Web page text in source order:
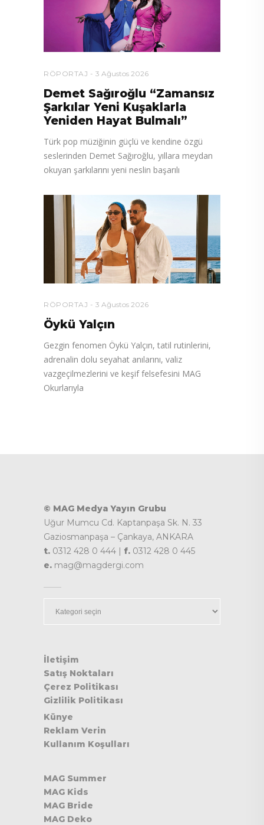
RÖPORTAJ 3 Ağustos 2026
Demet Sağıroğlu “Zamansız
Şarkılar Yeni Kuşaklarla
Yeniden Hayat Bulmalı”
Türk pop müziğinin güçlü ve kendine özgü
seslerinden Demet Sağıroğlu, yıllara meydan
okuyan şarkılarını yeni neslin başarılı
RÖPORTAJ 3 Ağustos 2026
Öykü Yalçın
Gezgin fenomen Öykü Yalçın, tatil rutinlerini,
adrenalin dolu seyahat anılarını, valiz
vazgeçilmezlerini ve keşif felsefesini MAG
Okurlarıyla
© MAG Medya Yayın Grubu
Uğur Mumcu Cd. Kaptanpaşa Sk. N. 33
Gaziosmanpaşa – Çankaya, ANKARA
t. 0312 428 0 444 | f. 0312 428 0 445
e. mag@magdergi.com
İletişim
Satış Noktaları
Çerez Politikası
Gizlilik Politikası
Künye
Reklam Verin
Kullanım Koşulları
MAG Summer
MAG Kids
MAG Bride
MAG Deko